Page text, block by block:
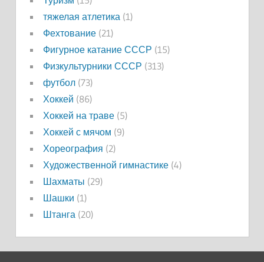
тяжелая атлетика (1)
Фехтование(21)
Фигурное катание СССР (15)
Физкультурники СССР (313)
футбол(73)
Хоккей (86)
Хоккей на траве(5)
Хоккей с мячом (9)
Хореография (2)
Художественной гимнастике(4)
Шахматы (29)
Шашки (1)
Штанга (20)